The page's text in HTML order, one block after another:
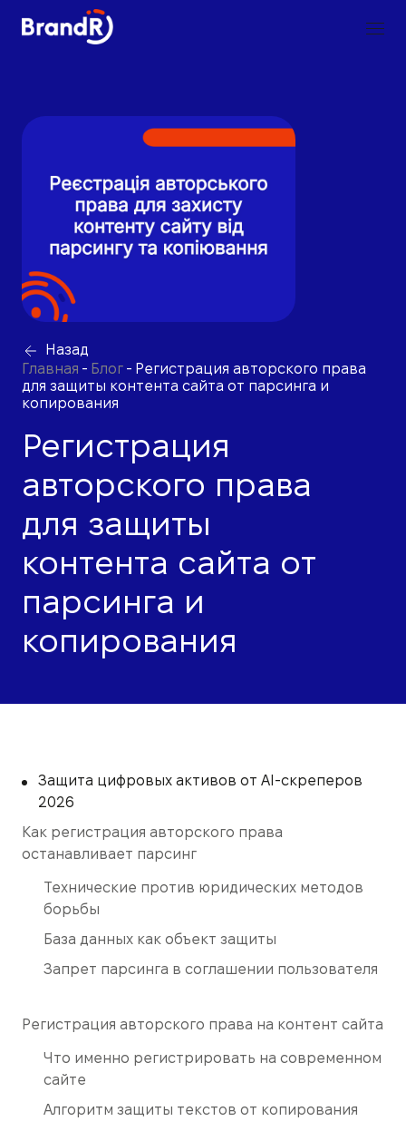
Назад
Главная - Блог - Регистрация авторского права
для защиты контента сайта от парсинга и
копирования
Регистрация
авторского права
для защиты
контента сайта от
парсинга и
копирования
Защита цифровых активов от AI-скреперов
2026
Как регистрация авторского права
останавливает парсинг
Технические против юридических методов
борьбы
База данных как объект защиты
Запрет парсинга в соглашении пользователя
Регистрация авторского права на контент сайта
Что именно регистрировать на современном
сайте
Алгоритм защиты текстов от копирования